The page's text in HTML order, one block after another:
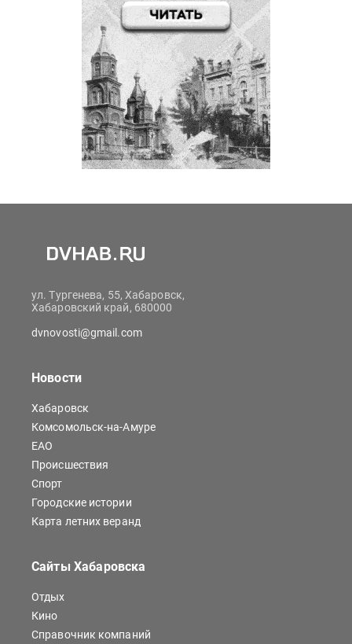
ул. Тургенева, 55, Хабаровск,
Хабаровский край, 680000
dvnovosti@gmail.com
Новости
Хабаровск
Комсомольск-на-Амуре
ЕАО
Происшествия
Спорт
Городские истории
Карта летних веранд
Сайты Хабаровска
Отдых
Кино
Справочник компаний